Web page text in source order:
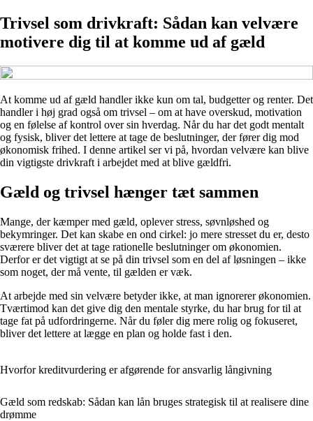
Trivsel som drivkraft: Sådan kan velvære
motivere dig til at komme ud af gæld
At komme ud af gæld handler ikke kun om tal, budgetter og renter. Det
handler i høj grad også om trivsel – om at have overskud, motivation
og en følelse af kontrol over sin hverdag. Når du har det godt mentalt
og fysisk, bliver det lettere at tage de beslutninger, der fører dig mod
økonomisk frihed. I denne artikel ser vi på, hvordan velvære kan blive
din vigtigste drivkraft i arbejdet med at blive gældfri.
Gæld og trivsel hænger tæt sammen
Mange, der kæmper med gæld, oplever stress, søvnløshed og
bekymringer. Det kan skabe en ond cirkel: jo mere stresset du er, desto
sværere bliver det at tage rationelle beslutninger om økonomien.
Derfor er det vigtigt at se på din trivsel som en del af løsningen – ikke
som noget, der må vente, til gælden er væk.
At arbejde med sin velvære betyder ikke, at man ignorerer økonomien.
Tværtimod kan det give dig den mentale styrke, du har brug for til at
tage fat på udfordringerne. Når du føler dig mere rolig og fokuseret,
bliver det lettere at lægge en plan og holde fast i den.
Hvorfor kreditvurdering er afgørende for ansvarlig långivning
Gæld som redskab: Sådan kan lån bruges strategisk til at realisere dine
drømme